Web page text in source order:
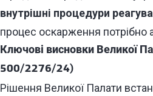
внутрішні процедури
процес оскарження потрібно
Ключові висновки Великої
500/2276/24)
Рішення Великої Палати